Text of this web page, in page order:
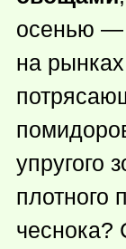
осенью —
на
упругого
плотного
чеснока?